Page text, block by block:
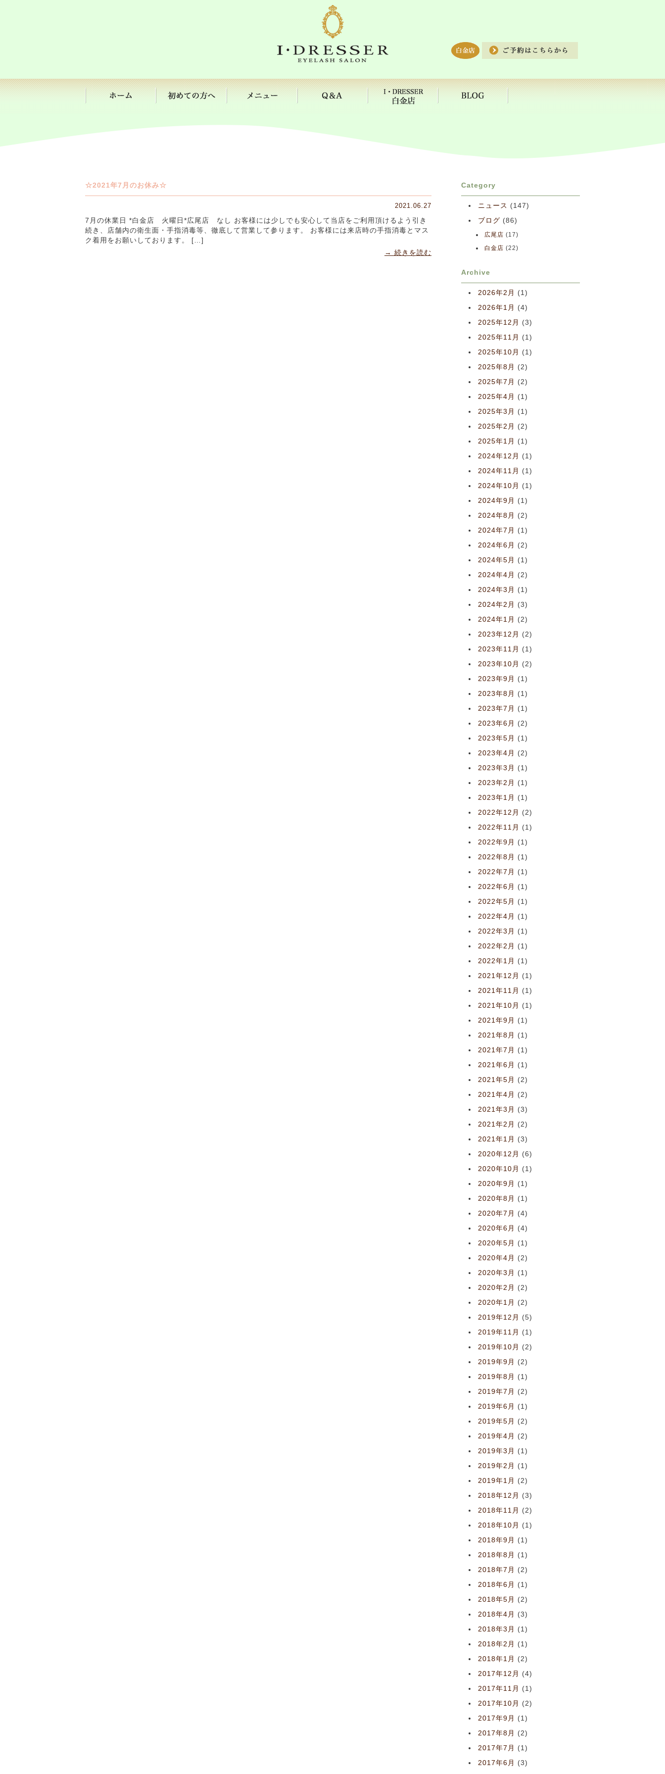
☆2021年7月のお休み☆
2021.06.27
7月の休業日 *白金店 火曜日*広尾店 なし お客様には少しでも安心して当店をご利用頂けるよう引き
続き、店舗内の衛生面・手指消毒等、徹底して営業して参ります。 お客様には来店時の手指消毒とマス
ク着用をお願いしております。 […]
→ 続きを読む
Category
ニュース (147)
ブログ (86)
広尾店 (17)
白金店 (22)
Archive
2026年2月
(1)
2026年1月
(4)
2025年12月
(3)
2025年11月
(1)
2025年10月
(1)
2025年8月
(2)
2025年7月
(2)
2025年4月
(1)
2025年3月
(1)
2025年2月
(2)
2025年1月
(1)
2024年12月
(1)
2024年11月
(1)
2024年10月
(1)
2024年9月
(1)
2024年8月
(2)
2024年7月
(1)
2024年6月
(2)
2024年5月
(1)
2024年4月
(2)
2024年3月
(1)
2024年2月
(3)
2024年1月
(2)
2023年12月
(2)
2023年11月
(1)
2023年10月
(2)
2023年9月
(1)
2023年8月
(1)
2023年7月
(1)
2023年6月
(2)
2023年5月
(1)
2023年4月
(2)
2023年3月
(1)
2023年2月
(1)
2023年1月
(1)
2022年12月
(2)
2022年11月
(1)
2022年9月
(1)
2022年8月
(1)
2022年7月
(1)
2022年6月
(1)
2022年5月
(1)
2022年4月
(1)
2022年3月
(1)
2022年2月
(1)
2022年1月
(1)
2021年12月
(1)
2021年11月
(1)
2021年10月
(1)
2021年9月
(1)
2021年8月
(1)
2021年7月
(1)
2021年6月
(1)
2021年5月
(2)
2021年4月
(2)
2021年3月
(3)
2021年2月
(2)
2021年1月
(3)
2020年12月
(6)
2020年10月
(1)
2020年9月
(1)
2020年8月
(1)
2020年7月
(4)
2020年6月
(4)
2020年5月
(1)
2020年4月
(2)
2020年3月
(1)
2020年2月
(2)
2020年1月
(2)
2019年12月
(5)
2019年11月
(1)
2019年10月
(2)
2019年9月
(2)
2019年8月
(1)
2019年7月
(2)
2019年6月
(1)
2019年5月
(2)
2019年4月
(2)
2019年3月
(1)
2019年2月
(1)
2019年1月
(2)
2018年12月
(3)
2018年11月
(2)
2018年10月
(1)
2018年9月
(1)
2018年8月
(1)
2018年7月
(2)
2018年6月
(1)
2018年5月
(2)
2018年4月
(3)
2018年3月
(1)
2018年2月
(1)
2018年1月
(2)
2017年12月
(4)
2017年11月
(1)
2017年10月
(2)
2017年9月
(1)
2017年8月
(2)
2017年7月
(1)
2017年6月
(3)